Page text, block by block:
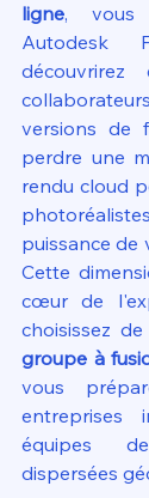
ligne, vous
Autodesk
versions de
perdre une
rendu cloud
puissance de
Cette
cœur de
choisissez
groupe à
vous
entreprises
équipes
dispersées